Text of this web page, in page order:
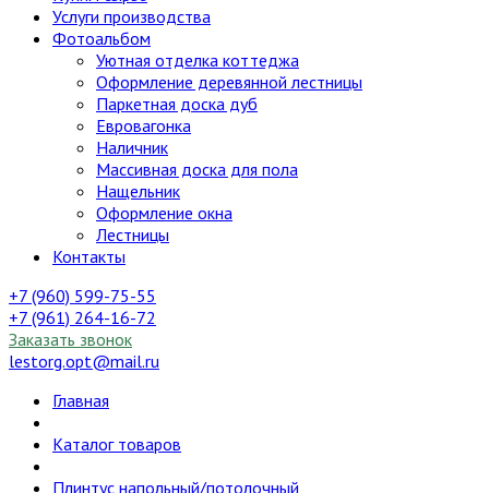
Услуги производства
Фотоальбом
Уютная отделка коттеджа
Оформление деревянной лестницы
Паркетная доска дуб
Евровагонка
Наличник
Массивная доска для пола
Нащельник
Оформление окна
Лестницы
Контакты
+7 (960) 599-75-55
+7 (961) 264-16-72
Заказать звонок
lestorg.opt@mail.ru
Главная
Каталог товаров
Плинтус напольный/потолочный